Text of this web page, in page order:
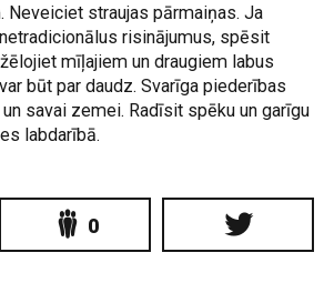
straujas pārmaiņas. Ja
risinājumus, spēsit
mīļajiem un draugiem labus
būt par daudz. Svarīga piederības
savai zemei. Radīsit spēku un garīgu
labdarībā.
0